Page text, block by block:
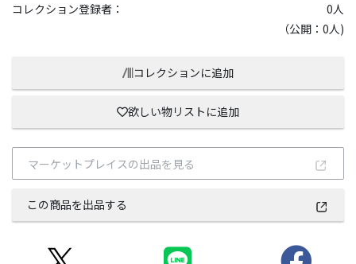
コレクション登録者：
0人
（公開：0人)
コレクションに追加
欲しい物リストに追加
マーケットプレイスの出品を見る
この商品を出品する